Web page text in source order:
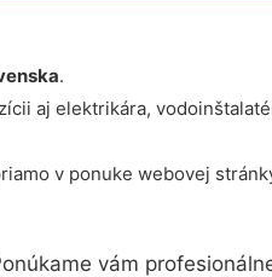
.
aj elektrikára,
v ponuke webovej
vám